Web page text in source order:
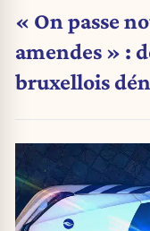
« On passe
amendes » :
bruxellois